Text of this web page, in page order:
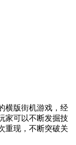
横版街机游戏，经
家可以不断发掘技
重现，不断突破关